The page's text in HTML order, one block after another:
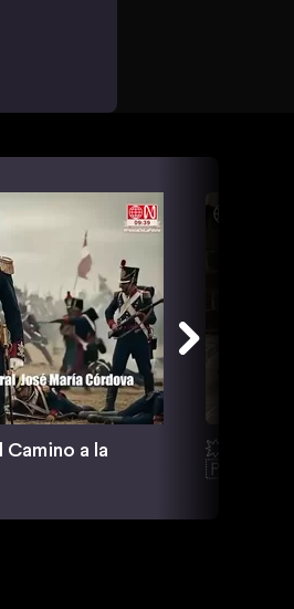
Camino a la
💥
🇵🇪⚓